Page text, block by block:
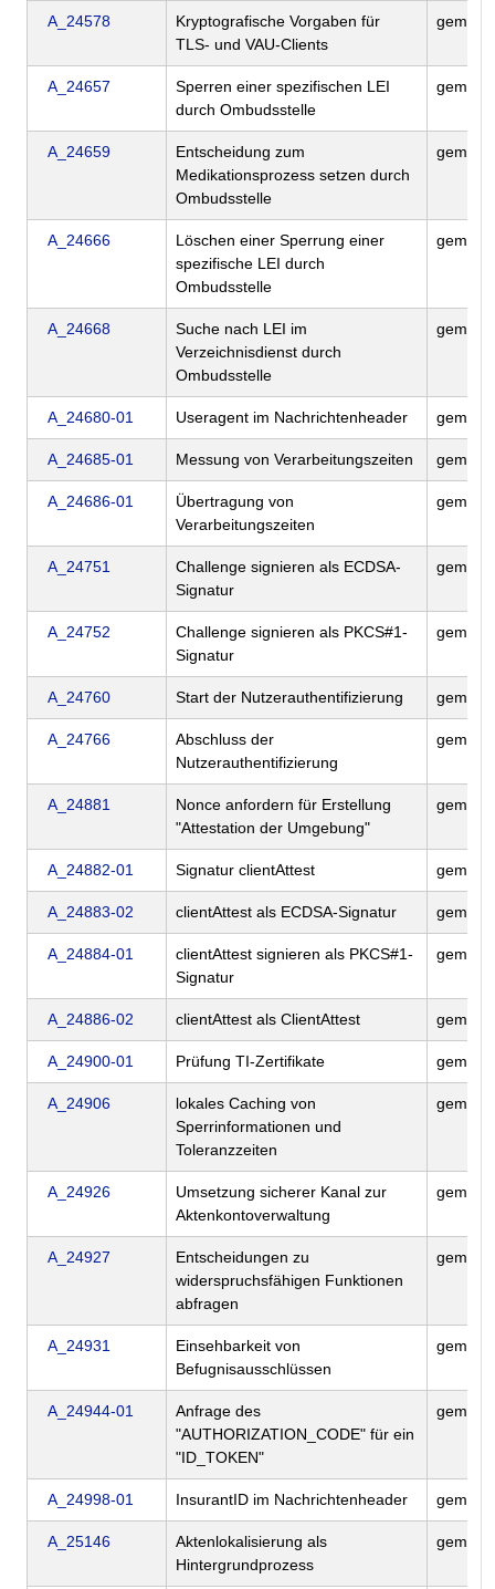
A_24578
Kryptografische Vorgaben für
TLS- und VAU-Clients
A_24657
Sperren einer spezifischen LEI
durch Ombudsstelle
A_24659
Entscheidung zum
Medikationsprozess setzen durch
Ombudsstelle
A_24666
Löschen einer Sperrung einer
spezifische LEI durch
Ombudsstelle
A_24668
Suche nach LEI im
Verzeichnisdienst durch
Ombudsstelle
A_24680-01 Useragent im Nachrichtenheader
A_24685-01 Messung von Verarbeitungszeiten
A_24686-01
Übertragung von
Verarbeitungszeiten
A_24751
Challenge signieren als ECDSA-
Signatur
A_24752
Challenge signieren als PKCS#1-
Signatur
A_24760 Start der Nutzerauthentifizierung
A_24766
Abschluss der
Nutzerauthentifizierung
A_24881
Nonce anfordern für Erstellung
"Attestation der Umgebung"
A_24882-01 Signatur clientAttest
A_24883-02 clientAttest als ECDSA-Signatur
A_24884-01
clientAttest signieren als PKCS#1-
Signatur
A_24886-02 clientAttest als ClientAttest
A_24900-01 Prüfung TI-Zertifikate
A_24906
lokales Caching von
Sperrinformationen und
Toleranzzeiten
A_24926
Umsetzung sicherer Kanal zur
Aktenkontoverwaltung
A_24927
Entscheidungen zu
widerspruchsfähigen Funktionen
abfragen
A_24931
Einsehbarkeit von
Befugnisausschlüssen
A_24944-01
Anfrage des
"AUTHORIZATION_CODE" für ein
"ID_TOKEN"
A_24998-01 InsurantID im Nachrichtenheader
A_25146
Aktenlokalisierung als
Hintergrundprozess